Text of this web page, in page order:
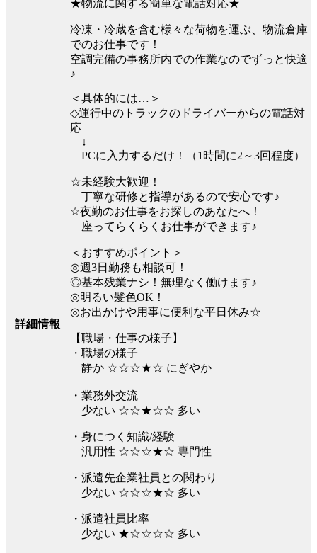
詳細情報
★物流に関する簡単な電話対応★
冷凍・冷蔵を含む様々な荷物を運ぶ、物流倉庫
でのお仕事です！
空調完備の事務所内での作業なのでずっと快適
♪
＜具体的には…＞
◇運行中のトラックのドライバーからの電話対
応
↓
PCに入力するだけ！（1時間に2～3回程度）
☆未経験大歓迎！
丁寧な研修と指導があるので安心です♪
☆夜勤のお仕事をお探しのあなたへ！
座ってらくらくお仕事ができます♪
＜おすすめポイント＞
◎週3日勤務も相談可！
◎基本残業ナシ！無理なく働けます♪
◎明るい髪色OK！
◎お出かけや用事に便利な平日休み☆
【職場・仕事の様子】
・職場の様子
静か ☆☆☆★☆ にぎやか
・業務外交流
少ない ☆☆★☆☆ 多い
・身につく知識/経験
汎用性 ☆☆☆★☆ 専門性
・派遣先企業社員との関わり
少ない ☆☆☆★☆ 多い
・派遣社員比率
少ない ★☆☆☆☆ 多い